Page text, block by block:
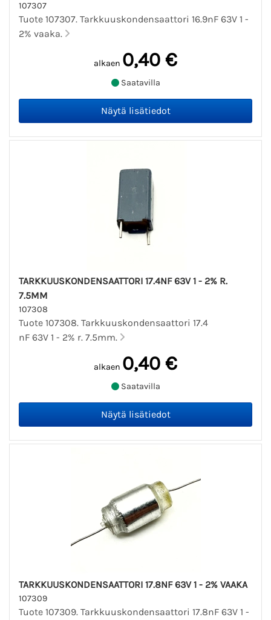
107307
Tuote 107307. Tarkkuuskondensaattori 16.9nF 63V 1 -
2% vaaka.
alkaen 0,40 €
Saatavilla
TARKKUUSKONDENSAATTORI 17.4NF 63V 1 - 2% R.
7.5MM
107308
Tuote 107308. Tarkkuuskondensaattori 17.4
nF 63V 1 - 2% r. 7.5mm.
alkaen 0,40 €
Saatavilla
TARKKUUSKONDENSAATTORI 17.8NF 63V 1 - 2% VAAKA
107309
Tuote 107309. Tarkkuuskondensaattori 17.8nF 63V 1 -